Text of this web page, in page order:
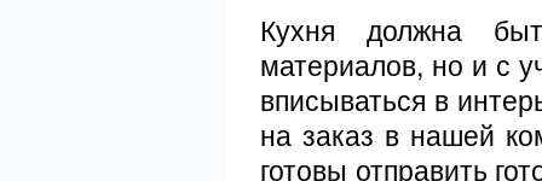
Кухня должна
материалов, но и с
вписываться в
на заказ в нашей
готовы отправить